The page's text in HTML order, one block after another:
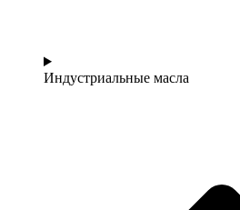
Индустриальные масла